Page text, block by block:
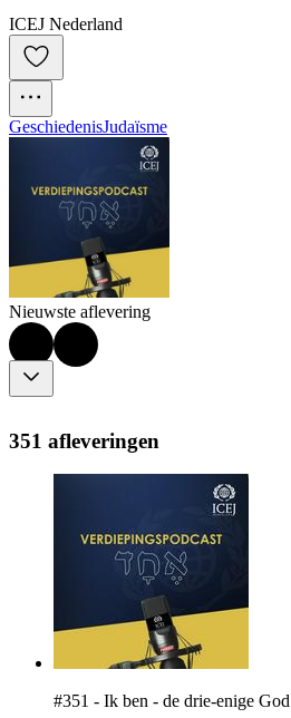
ICEJ Nederland
GeschiedenisJudaïsme
Nieuwste aflevering
351 afleveringen
#351 - Ik ben - de drie-enige God